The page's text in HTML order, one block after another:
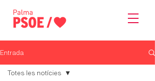
Entrada
Totes les notícies